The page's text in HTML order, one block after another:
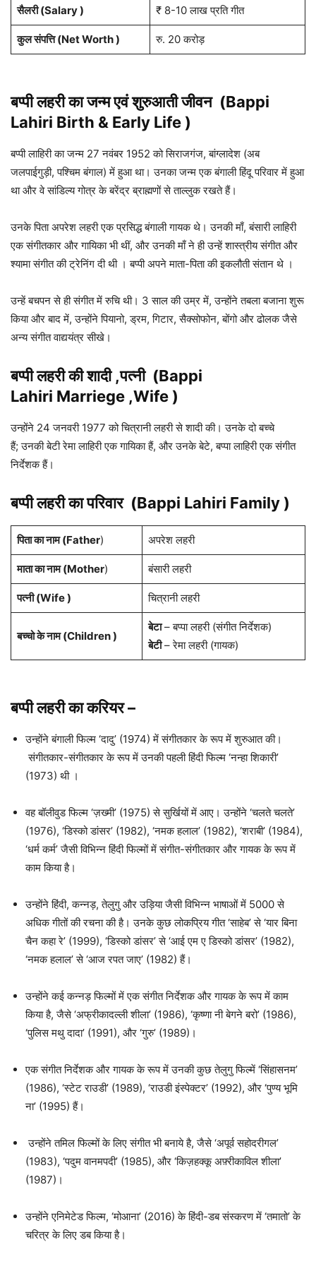
सैलरी (Salary ) ₹ 8-10 लाख प्रति गीत
कुल संपत्ति (Net Worth ) रु. 20 करोड़
बप्पी लहरीका जन्म एवं शुरुआती जीवन (Bappi
Lahiri Birth & Early Life )
बप्पी लाहिरी का जन्म 27 नवंबर 1952 को सिराजगंज, बांग्लादेश (अब
जलपाईगुड़ी, पश्चिम बंगाल) में हुआ था। उनका जन्म एक बंगाली हिंदू परिवार में हुआ
था और वे सांडिल्य गोत्र के बरेंद्र ब्राह्मणों से ताल्लुक रखते हैं।
उनके पिता अपरेश लहरी एक प्रसिद्ध बंगाली गायक थे। उनकी माँ, बंसारी लाहिरी
एक संगीतकार और गायिका भी थीं, और उनकी माँ ने ही उन्हें शास्त्रीय संगीत और
श्यामा संगीत की ट्रेनिंग दी थी । बप्पी अपने माता-पिता की इकलौती संतान थे ।
उन्हें बचपन से ही संगीत में रुचि थी। 3 साल की उम्र में, उन्होंने तबला बजाना शुरू
किया और बाद में, उन्होंने पियानो, ड्रम, गिटार, सैक्सोफोन, बोंगो और ढोलक जैसे
अन्य संगीत वाद्ययंत्र सीखे।
बप्पी लहरीकी शादी ,पत्नी (Bappi
Lahiri Marriege ,Wife )
उन्होंने 24 जनवरी 1977 को चित्रानी लहरी से शादी की। उनके दो बच्चे
हैं; उनकी बेटी रेमा लाहिरी एक गायिका हैं, और उनके बेटे, बप्पा लाहिरी एक संगीत
निर्देशक हैं।
बप्पी लहरीका परिवार (Bappi Lahiri Family )
पिता का नाम (Father) अपरेशलहरी
माता का नाम (Mother) बंसारीलहरी
पत्नी (Wife ) चित्रानीलहरी
बच्चो के नाम (Children )
बेटा– बप्पालहरी(संगीत निर्देशक)
बेटी– रेमालहरी(गायक)
बप्पी लहरीका करियर–
उन्होंने बंगाली फिल्म ‘दादु’ (1974) में संगीतकार के रूप में शुरुआत की।
संगीतकार-संगीतकार के रूप में उनकी पहली हिंदी फिल्म ‘नन्हा शिकारी’
(1973) थी ।
वह बॉलीवुड फिल्म ‘ज़ख्मी’ (1975) से सुर्खियों में आए। उन्होंने ‘चलते चलते’
(1976), ‘डिस्को डांसर’ (1982), ‘नमक हलाल’ (1982), ‘शराबी’ (1984),
‘धर्म कर्म’ जैसी विभिन्न हिंदी फिल्मों में संगीत-संगीतकार और गायक के रूप में
काम किया है।
उन्होंने हिंदी, कन्नड़, तेलुगु और उड़िया जैसी विभिन्न भाषाओं में 5000 से
अधिक गीतों की रचना की है। उनके कुछ लोकप्रिय गीत ‘साहेब’ से ‘यार बिना
चैन कहा रे’ (1999), ‘डिस्को डांसर’ से ‘आई एम ए डिस्को डांसर’ (1982),
‘नमक हलाल’ से ‘आज रपत जाए’ (1982) हैं।
उन्होंने कई कन्नड़ फिल्मों में एक संगीत निर्देशक और गायक के रूप में काम
किया है, जैसे ‘अफ्रीकादल्ली शीला’ (1986), ‘कृष्णा नी बेगने बरो’ (1986),
‘पुलिस मथु दादा’ (1991), और ‘गुरु’ (1989)।
एक संगीत निर्देशक और गायक के रूप में उनकी कुछ तेलुगु फिल्में ‘सिंहासनम’
(1986), ‘स्टेट राउडी’ (1989), ‘राउडी इंस्पेक्टर’ (1992), और ‘पुण्य भूमि
ना’ (1995) हैं।
उन्होंने तमिल फिल्मों के लिए संगीत भी बनाये है, जैसे ‘अपूर्व सहोदरीगल’
(1983), ‘पदुम वानमपदी’ (1985), और ‘किज़हक्कू अफ़्रीकाविल शीला’
(1987)।
उन्होंने एनिमेटेड फिल्म, ‘मोआना’ (2016) के हिंदी-डब संस्करण में ‘तमातो’ के
चरित्र के लिए डब किया है।